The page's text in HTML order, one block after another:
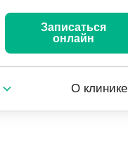
Записаться
онлайн
О клинике